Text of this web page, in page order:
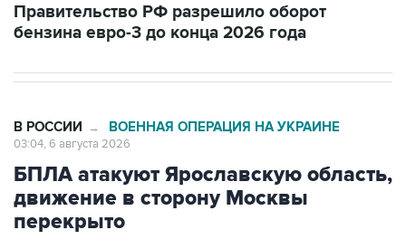
Правительство РФ разрешило оборот
бензина евро-3 до конца 2026 года
В РОССИИ → ВОЕННАЯ ОПЕРАЦИЯ НА УКРАИНЕ
03:04, 6 августа 2026
БПЛА атакуют Ярославскую область,
движение в сторону Москвы
перекрыто